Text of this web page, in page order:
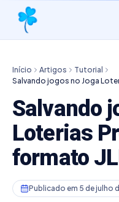
Início Artigos
Tutorial
Salvando jogos no Joga
Salvando
Loterias
formato
Publicado em 5 de julho